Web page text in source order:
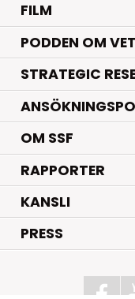
FILM
PODDEN OM
STRATEGIC
OM SSF
RAPPORTER
KANSLI
PRESS